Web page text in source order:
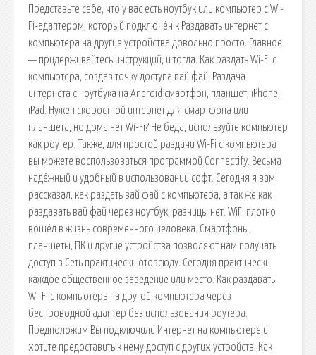
Представьте себе, что у вас есть ноутбук или компьютер с Wi-
Fi-адаптером, который подключён к Раздавать интернет с
компьютера на другие устройства довольно просто. Главное
— придерживайтесь инструкций, и тогда. Как раздать Wi-Fi с
компьютера, создав точку доступа вай фай. Раздача
интернета с ноутбука на Android смартфон, планшет, iPhone,
iPad. Нужен скоростной интернет для смартфона или
планшета, но дома нет Wi-Fi? Не беда, используйте компьютер
как роутер. Также, для простой раздачи Wi-Fi с компьютера
вы можете воспользоваться программой Connectify. Весьма
надёжный и удобный в использовании софт. Сегодня я вам
рассказал, как раздать вай фай с компьютера, а так же как
раздавать вай фай через ноутбук, разницы нет. WiFi плотно
вошёл в жизнь современного человека. Смартфоны,
планшеты, ПК и другие устройства позволяют нам получать
доступ в Сеть практически отовсюду. Сегодня практически
каждое общественное заведение или место. Как раздавать
Wi-Fi с компьютера на другой компьютера через
беспроводной адаптер без использования роутера.
Предположим Вы подключили Интернет на компьютере и
хотите предоставить к нему доступ с других устройств. Как